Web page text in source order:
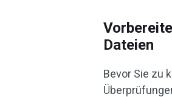
Dateien
Bevor Sie zu